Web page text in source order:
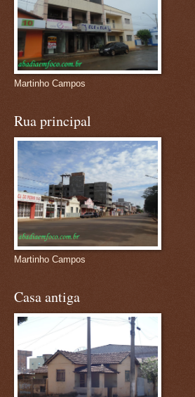
Martinho Campos
Rua principal
Martinho Campos
Casa antiga